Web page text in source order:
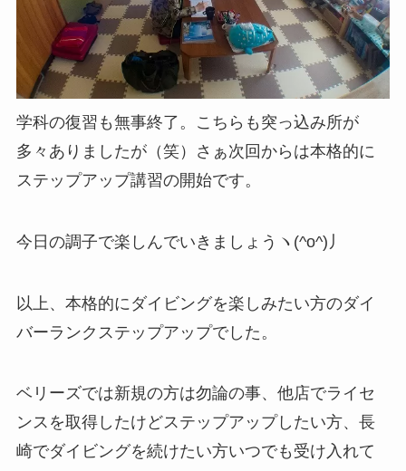
学科の復習も無事終了。こちらも突っ込み所が
多々ありましたが（笑）さぁ次回からは本格的に
ステップアップ講習の開始です。
今日の調子で楽しんでいきましょうヽ(^o^)丿
以上、本格的にダイビングを楽しみたい方のダイ
バーランクステップアップでした。
ベリーズでは新規の方は勿論の事、他店でライセ
ンスを取得したけどステップアップしたい方、長
崎でダイビングを続けたい方いつでも受け入れて